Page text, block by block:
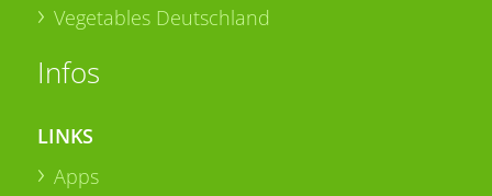
Vegetables Deutschland
Infos
LINKS
Apps